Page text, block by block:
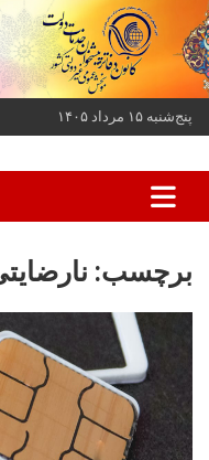
به
محتوا
بروید
پنج‌شنبه ۱۵ مرداد ۱۴۰۵
کانون دفاتر
برچسب: